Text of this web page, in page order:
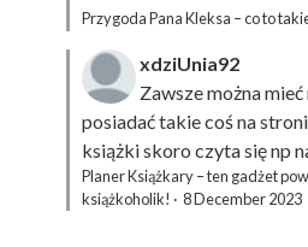
Przygoda Pana Kleksa – co to
xdziUnia92
Zawsze można
posiadać takie coś na
książki skoro czyta się np
Planer Książkary – ten gadżet
książkoholik! · 8 December 2023